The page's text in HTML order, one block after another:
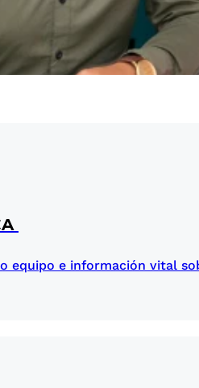
equipo e información vital